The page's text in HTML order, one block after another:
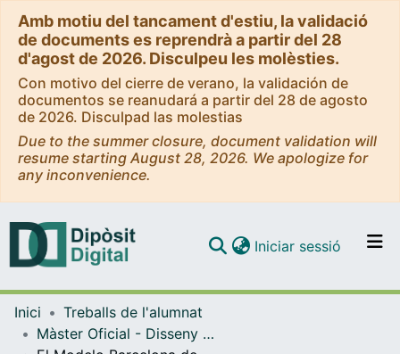
Amb motiu del tancament d'estiu, la validació
de documents es reprendrà a partir del 28
d'agost de 2026. Disculpeu les molèsties.
Con motivo del cierre de verano, la validación de
documentos se reanudará a partir del 28 de agosto
de 2026. Disculpad las molestias
Due to the summer closure, document validation will
resume starting August 28, 2026. We apologize for
any inconvenience.
Navega per tot el DD
Com publicar
Iniciar sessió (current)
Inici
Treballs de l'alumnat
Màster Oficial - Disseny Urbà: Art, Ciutat, Societat